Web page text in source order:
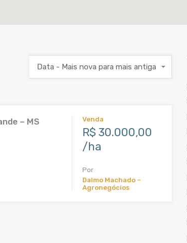
Data - Mais nova para mais antiga
– MS Venda
R$ 30.000,00
/ha
Por
Dalmo Machado –
Agronegócios